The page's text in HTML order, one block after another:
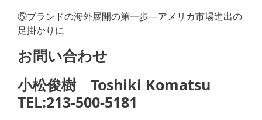
⑤ブランドの海外展開の第一歩―アメリカ市場進出の
足掛かりに
お問い合わせ
小松俊樹 Toshiki Komatsu
TEL:213-500-5181